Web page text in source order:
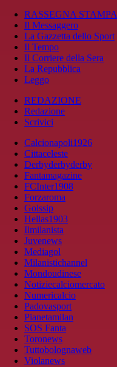
RASSEGNA STAMPA
Il Messaggero
La Gazzetta dello Sport
Il Tempo
Il Corriere della Sera
La Repubblica
Leggo
REDAZIONE
Redazione
Scrivici
Calcionapoli1926
Cittaceleste
Derbyderbyderby
Fantamagazine
FCInter1908
Forzaroma
Golssip
Hellas1903
Ilmilanista
Juvenews
Mediagol
Milanistichannel
Mondoudinese
Notiziecalciomercato
Numericalcio
Padovasport
Pianetamilan
SOS Fanta
Toronews
Tuttobolognaweb
Violanews